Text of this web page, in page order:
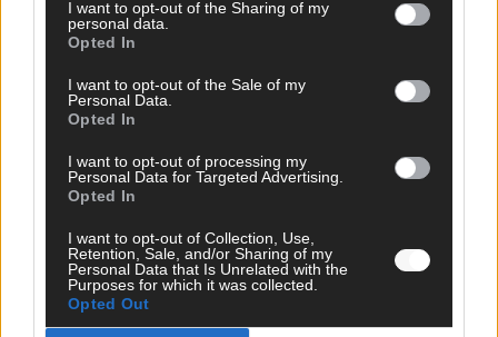
I want to opt-out of the Sharing of my
personal data.
Opted In
I want to opt-out of the Sale of my
Personal Data.
Opted In
I want to opt-out of processing my
Personal Data for Targeted Advertising.
Opted In
I want to opt-out of Collection, Use,
Retention, Sale, and/or Sharing of my
Personal Data that Is Unrelated with the
Purposes for which it was collected.
Opted Out
DIREKT ZUM THEMA
Politik & Co
Money Matters
Brainpower
Specials
Meinung
Streams & Storys
Eurovision